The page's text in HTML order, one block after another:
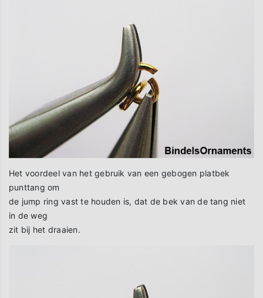
Het voordeel van het gebruik van een gebogen platbek
punttang om
de jump ring vast te houden is, dat de bek van de tang niet
in de weg
zit bij het draaien.